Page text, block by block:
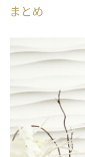
まとめ